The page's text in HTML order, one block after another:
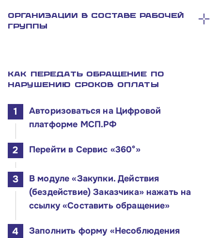
Время работы:
109012, г. Москва, Славянская площадь, д.4,
стр.1
Обратиться в Корпорацию
Организации в составе рабочей
группы
Как передать обращение по
нарушению сроков оплаты
Авторизоваться на Цифровой
платформе МСП.РФ
Перейти в Сервис «360°»
В модуле «Закупки. Действия
(бездействие) Заказчика» нажать на
ссылку «Составить обращение»
Заполнить форму «Несоблюдения